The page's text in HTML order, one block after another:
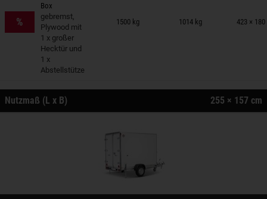
%
Box
gebremst,
Plywood mit
1 x großer
Hecktür und
1 x
Abstellstütze
1500 kg 1014 kg 423 ×
auf Merkzettel
Nutzmaß (L x B) 255 × 157 cm